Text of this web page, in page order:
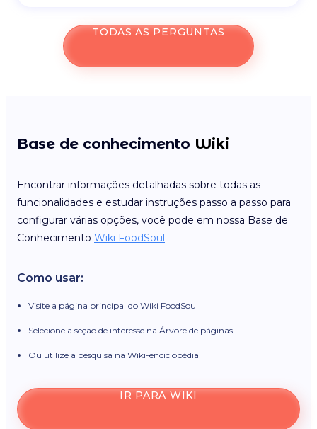
TODAS AS PERGUNTAS
Base de conhecimento Wiki
Encontrar informações detalhadas sobre todas as
funcionalidades e estudar instruções passo a passo para
configurar várias opções, você pode em nossa Base de
Conhecimento Wiki FoodSoul
Como usar:
Visite a página principal do Wiki FoodSoul
Selecione a seção de interesse na Árvore de páginas
Ou utilize a pesquisa na Wiki-enciclopédia
IR PARA WIKI